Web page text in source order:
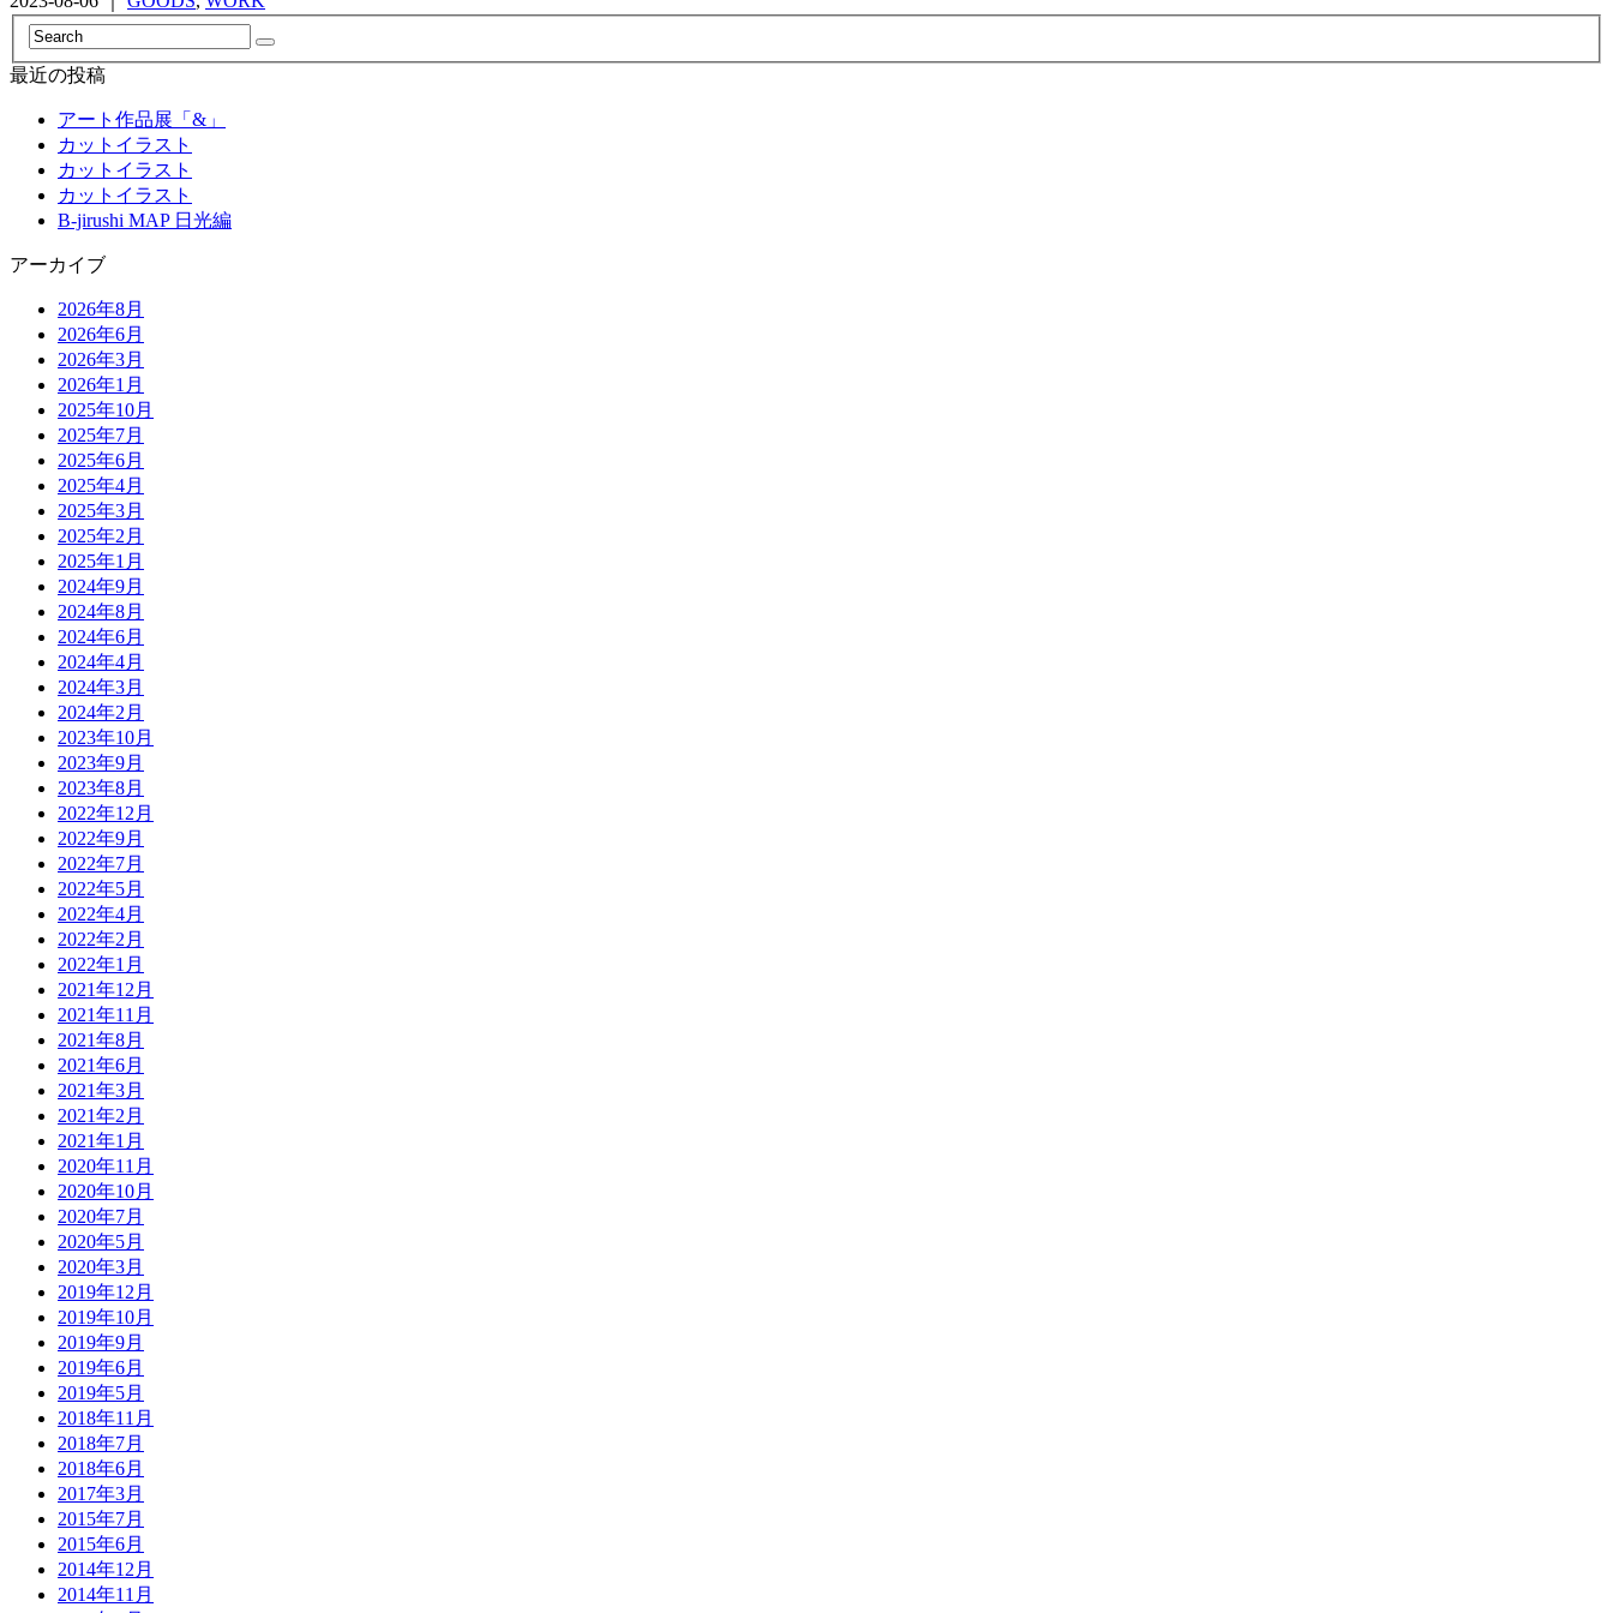
最近の投稿
アート作品展「&」
カットイラスト
カットイラスト
カットイラスト
B-jirushi MAP 日光編
アーカイブ
2026年8月
2026年6月
2026年3月
2026年1月
2025年10月
2025年7月
2025年6月
2025年4月
2025年3月
2025年2月
2025年1月
2024年9月
2024年8月
2024年6月
2024年4月
2024年3月
2024年2月
2023年10月
2023年9月
2023年8月
2022年12月
2022年9月
2022年7月
2022年5月
2022年4月
2022年2月
2022年1月
2021年12月
2021年11月
2021年8月
2021年6月
2021年3月
2021年2月
2021年1月
2020年11月
2020年10月
2020年7月
2020年5月
2020年3月
2019年12月
2019年10月
2019年9月
2019年6月
2019年5月
2018年11月
2018年7月
2018年6月
2017年3月
2015年7月
2015年6月
2014年12月
2014年11月